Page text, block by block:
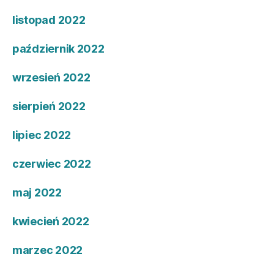
listopad 2022
październik 2022
wrzesień 2022
sierpień 2022
lipiec 2022
czerwiec 2022
maj 2022
kwiecień 2022
marzec 2022